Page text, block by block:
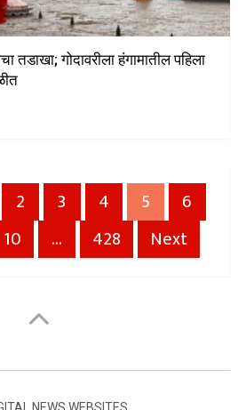
तडाखा; गोदावरीला हंगामातील पहिला
2 3 4 5
6
10 … 428 Next